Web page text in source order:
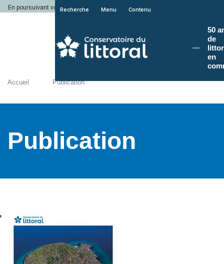
En poursuivant votre navigation sur le site du Conservatoire du littoral, vous
Recherche Menu Contenu
50
de
en
Accueil Publication
Publication